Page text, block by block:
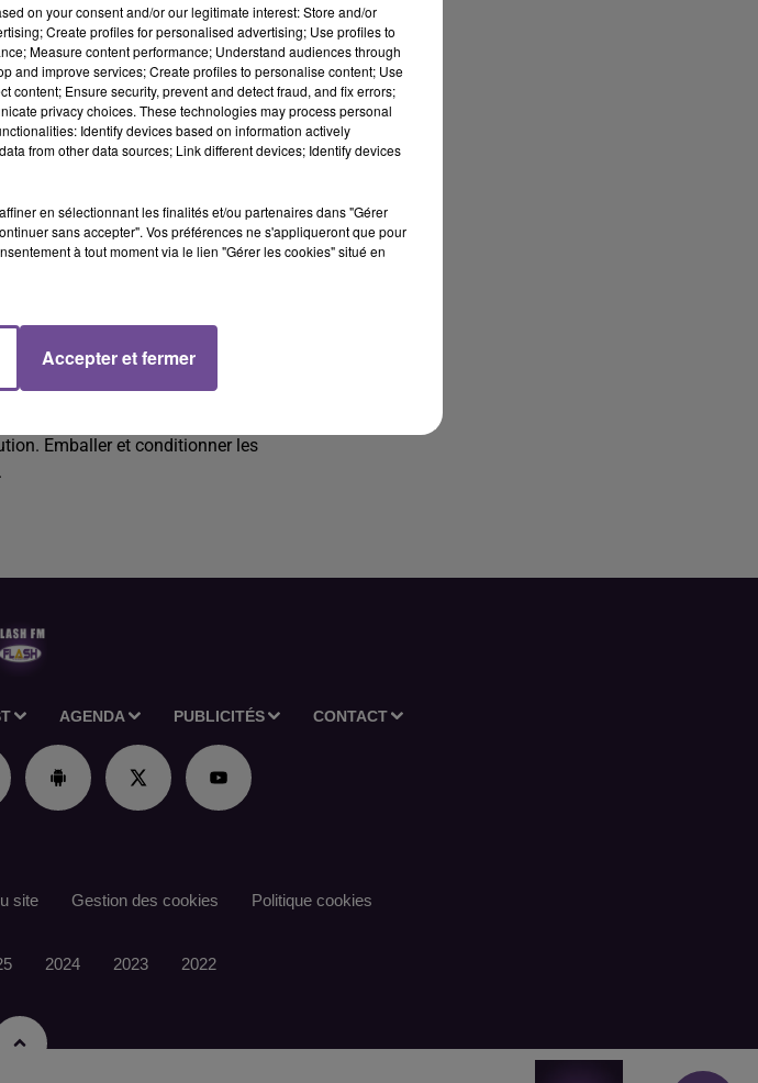
manuellement les
Emballer et conditionner les
AGENDA PUBLICITÉS CONTACT
site Gestion des cookies Politique cookies
2024 2023 2022
on your consent and/or our legitimate interest: Store and/or
Create profiles for personalised advertising; Use profiles to
Measure content performance; Understand audiences through
and improve services; Create profiles to personalise content; Use
content; Ensure security, prevent and detect fraud, and fix errors;
privacy choices. These technologies may process personal
Identify devices based on information actively
from other data sources; Link different devices; Identify devices
en sélectionnant les finalités et/ou partenaires dans "Gérer
sans accepter". Vos préférences ne s'appliqueront que pour
à tout moment via le lien "Gérer les cookies" situé en
Accepter et fermer